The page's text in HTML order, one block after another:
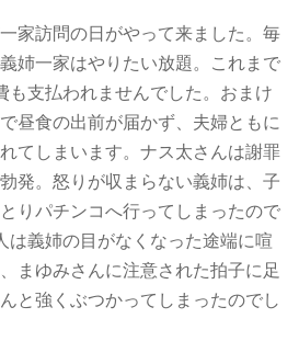
家訪問の日がやって来ました。毎
姉一家はやりたい放題。これまで
も支払われませんでした。おまけ
昼食の出前が届かず、夫婦ともに
てしまいます。ナス太さんは謝罪
発。怒りが収まらない義姉は、子
りパチンコへ行ってしまったので
は義姉の目がなくなった途端に喧
まゆみさんに注意された拍子に足
と強くぶつかってしまったのでし